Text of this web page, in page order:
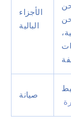
الأجزاء
البالية
صيانة